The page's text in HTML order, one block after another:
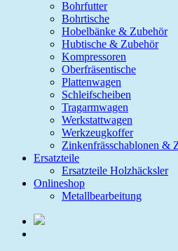
Bohrfutter
Bohrtische
Hobelbänke & Zubehör
Hubtische & Zubehör
Kompressoren
Oberfräsentische
Plattenwagen
Schleifscheiben
Tragarmwagen
Werkstattwagen
Werkzeugkoffer
Zinkenfrässchablonen &
Ersatzteile
Ersatzteile Holzhäcksler
Onlineshop
Metallbearbeitung